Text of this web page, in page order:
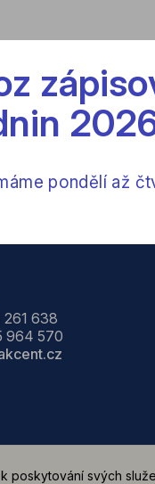
261 638
964 570
pondělí až
poskytování svých